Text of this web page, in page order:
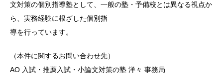
文対策の個別指導塾として、一般の塾・予備校とは異なる視点か
ら、実務経験に根ざした個別指
導を行っています。
（本件に関するお問い合わせ先）
AO 入試・推薦入試・小論文対策の塾 洋々 事務局